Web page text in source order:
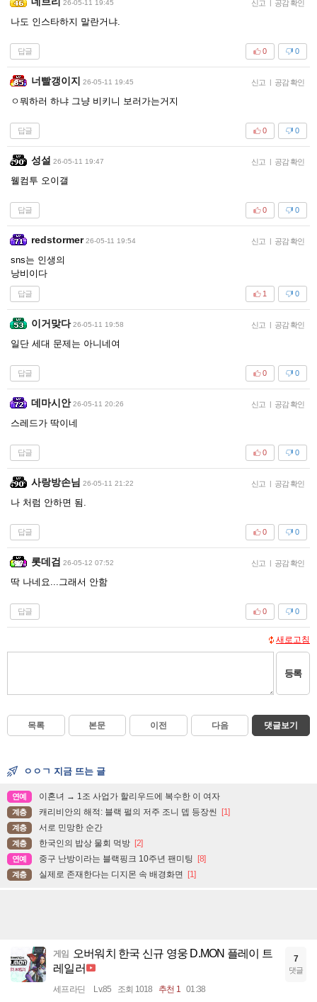
26-05-11 19:45 신고 | 공감 확인
나도 인스타하지 말란거냐.
답글 0
0
너빨갱이지 26-05-11 19:45 신고 | 공감 확인
ㅇ뭐하러 하냐 그냥 비키니 보러가는거지
답글 0
0
성설 26-05-11 19:47 신고 | 공감 확인
웰컴투 오이갤
답글 0
0
redstormer 26-05-11 19:54 신고 | 공감 확인
sns는 인생의
낭비이다
답글 0
1
이거맞다 26-05-11 19:58 신고 | 공감 확인
일단 세대 문제는 아니네여
답글 0
0
데마시안 26-05-11 20:26 신고 | 공감 확인
스레드가 딱이네
답글 0
0
사랑방손님 26-05-11 21:22 신고 | 공감 확인
나 처럼 안하면 됨.
답글 0
0
롯데검 26-05-12 07:52 신고 | 공감 확인
딱 나네요...그래서 안함
답글 0
0
새로고침
등록
목록 본문 이전 다음 댓글보기
ㅇㅇㄱ 지금 뜨는 글
연예 이혼녀 → 1조 사업가 할리우드에 복수한 이 여자
계층 캐리비안의 해적: 블랙 펄의 저주 조니 뎁 등장씬 [1]
계층 서로 민망한 순간
계층 한국인의 밥상 물회 먹방 [2]
연예 중구 난방이라는 블랙핑크 10주년 팬미팅 [8]
계층 실제로 존재한다는 디지몬 속 배경화면 [1]
게임
오버워치 한국 신규 영웅 D.MON 플레이 트
레일러
세프라딘 Lv.85 조회 1018 추천 1 01:38
7
댓글